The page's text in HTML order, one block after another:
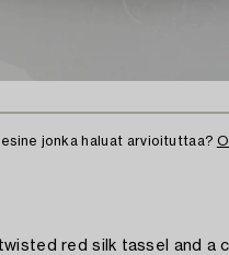
jonka haluat arvioituttaa?
red silk tassel and a